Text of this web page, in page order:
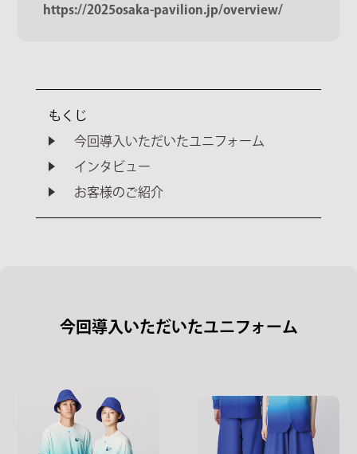
https://2025osaka-pavilion.jp/overview/
もくじ
今回導入いただいたユニフォーム
インタビュー
お客様のご紹介
今回導入いただいたユニフォーム